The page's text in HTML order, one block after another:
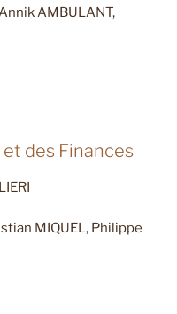
AMBULANT,
des Finances
MIQUEL, Philippe